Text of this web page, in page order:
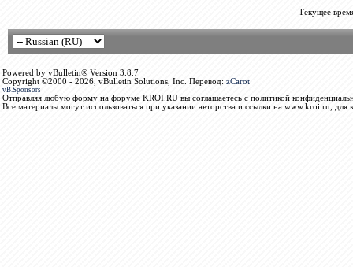
Текущее
Powered by vBulletin® Version 3.8.7
Copyright ©2000 - 2026, vBulletin Solutions, Inc. Перевод: zCarot
vB.Sponsors
Отправляя любую форму на форуме KROI.RU вы соглашаетесь с политикой
Все материалы могут использоваться при указании авторства и ссылки на www.kroi.ru, для